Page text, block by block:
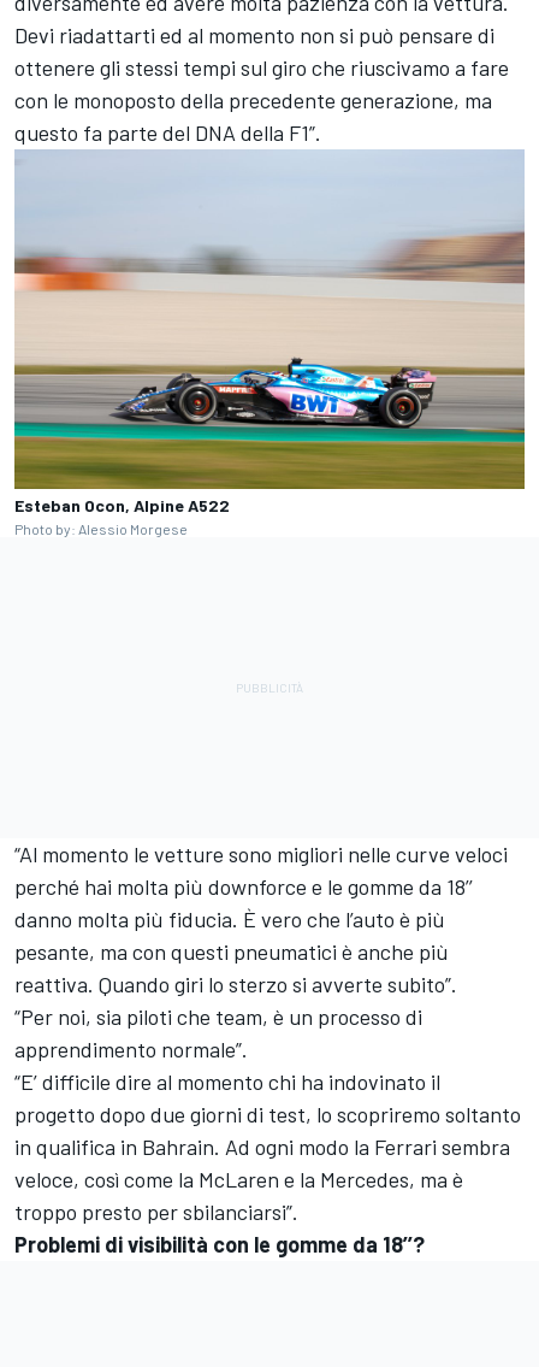
Devi riadattarti ed al momento non si può pensare di
ottenere gli stessi tempi sul giro che riuscivamo a fare
con le monoposto della precedente generazione, ma
questo fa parte del DNA della F1”.
Esteban Ocon, Alpine A522
Photo by: Alessio Morgese
“Al momento le vetture sono migliori nelle curve veloci
perché hai molta più downforce e le gomme da 18’’
danno molta più fiducia. È vero che l’auto è più
pesante, ma con questi pneumatici è anche più
reattiva. Quando giri lo sterzo si avverte subito”.
“Per noi, sia piloti che team, è un processo di
apprendimento normale”.
“E’ difficile dire al momento chi ha indovinato il
progetto dopo due giorni di test, lo scopriremo soltanto
in qualifica in Bahrain. Ad ogni modo la Ferrari sembra
veloce, così come la McLaren e la Mercedes, ma è
troppo presto per sbilanciarsi”.
Problemi di visibilità con le gomme da 18’’?